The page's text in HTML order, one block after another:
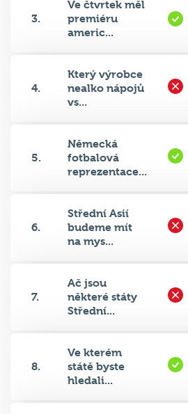
3.
Ve čtvrtek měl
premiéru
americ...
4.
Který výrobce
nealko nápojů
vs...
5.
Německá
fotbalová
reprezentace...
6.
Střední Asií
budeme mít
na mys...
7.
Ač jsou
některé státy
Střední...
8.
Ve kterém
státě byste
hledali...